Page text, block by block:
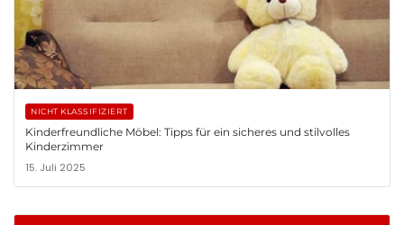
NICHT KLASSIFIZIERT
Kinderfreundliche Möbel: Tipps für ein sicheres und stilvolles
Kinderzimmer
15. Juli 2025